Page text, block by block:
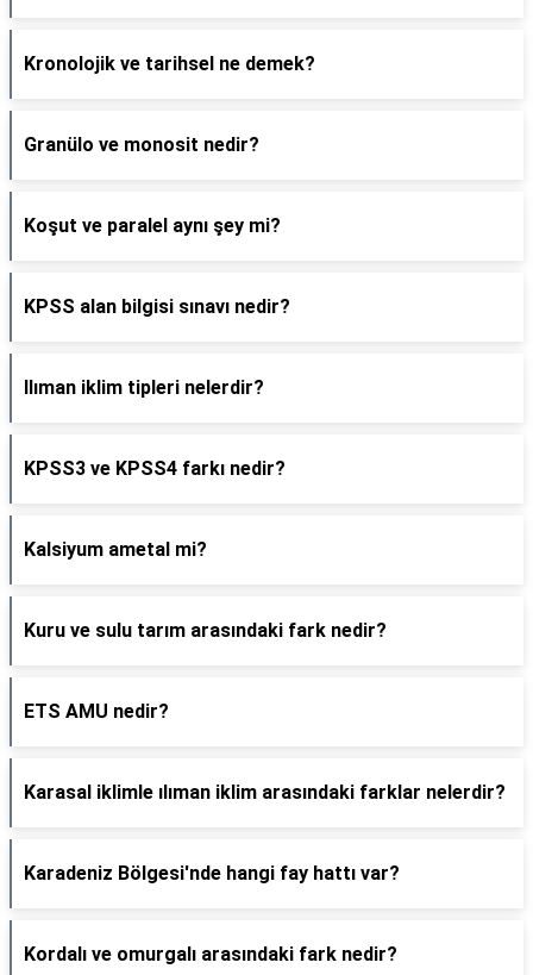
Kronolojik ve tarihsel ne demek?
Granülo ve monosit nedir?
Koşut ve paralel aynı şey mi?
KPSS alan bilgisi sınavı nedir?
Ilıman iklim tipleri nelerdir?
KPSS3 ve KPSS4 farkı nedir?
Kalsiyum ametal mi?
Kuru ve sulu tarım arasındaki fark nedir?
ETS AMU nedir?
Karasal iklimle ılıman iklim arasındaki farklar nelerdir?
Karadeniz Bölgesi'nde hangi fay hattı var?
Kordalı ve omurgalı arasındaki fark nedir?